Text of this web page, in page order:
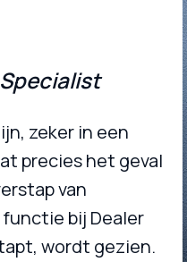
zeker in een
precies het geval
van
bij Dealer
wordt gezien.